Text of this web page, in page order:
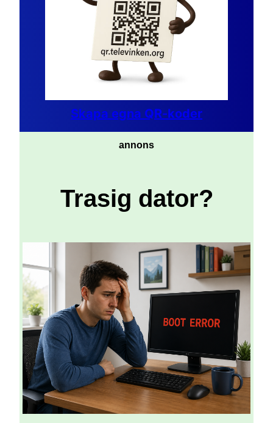
Skapa egna QR-koder
annons
Trasig dator?